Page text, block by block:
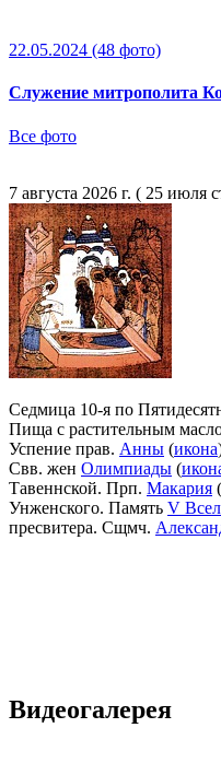
22.05.2024 (48 фото)
Служение митрополита
Все фото
7 августа 2026 г. ( 25 июля
Седмица 10-я по
Пища с растительным
Успение прав. Анны (икона
Свв. жен Олимпиады (
Тавеннской. Прп. Макария (
Унженского. Память V
пресвитера. Сщмч.
Видеогалерея